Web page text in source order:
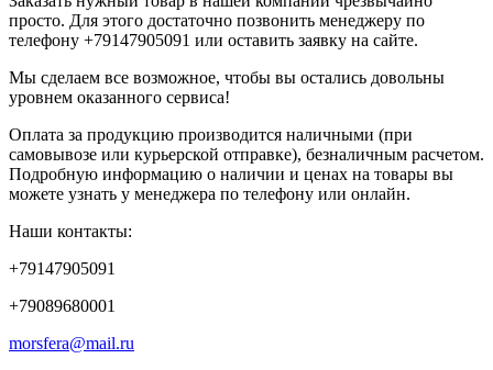
просто. Для этого достаточно позвонить менеджеру по
телефону +79147905091 или оставить заявку на сайте.
Мы сделаем все возможное, чтобы вы остались довольны
уровнем оказанного сервиса!
Оплата за продукцию производится наличными (при
самовывозе или курьерской отправке), безналичным расчетом.
Подробную информацию о наличии и ценах на товары вы
можете узнать у менеджера по телефону или онлайн.
Наши контакты:
+79147905091
+79089680001
morsfera@mail.ru